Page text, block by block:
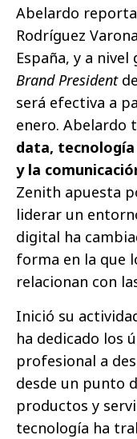
Abelardo
Rodríguez
España, y a
Brand President
será efectiva a
enero. Abelardo
data,
y la
Zenith apuesta
liderar un
digital ha
forma en la que
relacionan con
Inició su
ha dedicado los
profesional a
desde un punto
productos y
tecnología ha